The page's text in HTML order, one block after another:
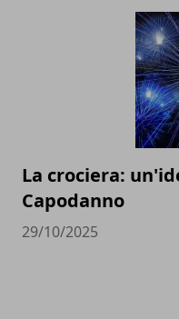
La crociera:
Capodanno
29/10/2025